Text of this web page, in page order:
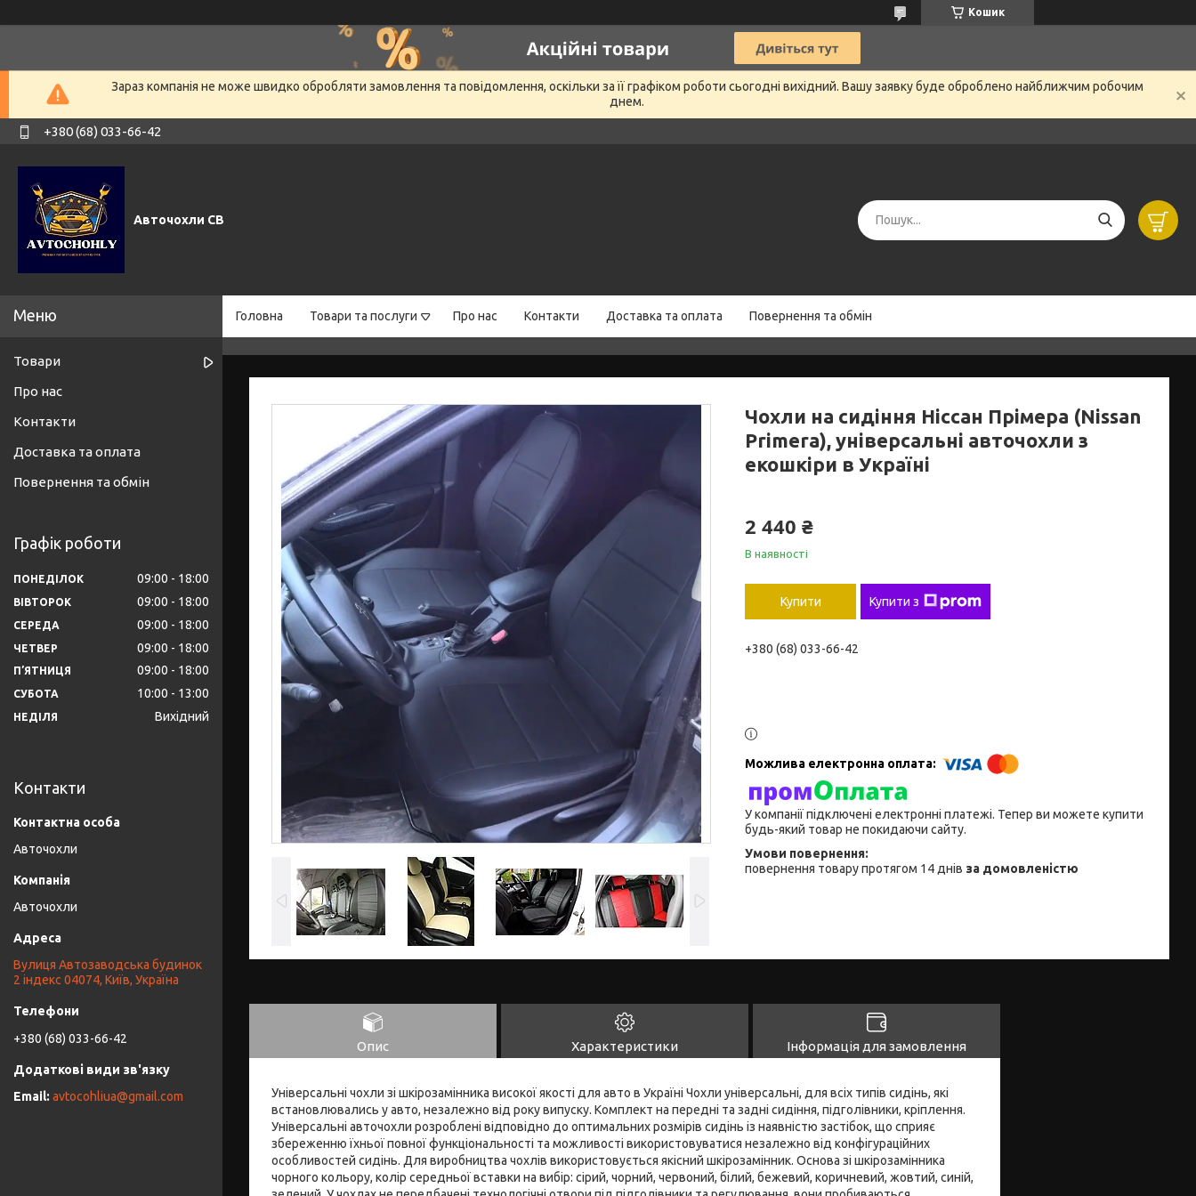
Кошик
Зараз компанія не може швидко обробляти замовлення та повідомлення, оскільки за її графіком роботи сьогодні вихідний. Вашу заявку буде оброблено найближчим робочим
днем.
+380 (68) 033-66-42
Авточохли СВ
Головна Товари та послуги Про нас Контакти Доставка та оплата Повернення та обмін
Чохли на сидіння Ніссан Прімера (Nissan
Primera), універсальні авточохли з
екошкіри в Україні
2 440 ₴
В наявності
Купити Купити з
+380 (68) 033-66-42
У компанії підключені електронні платежі. Тепер ви можете купити
будь-який товар не покидаючи сайту.
повернення товару протягом 14 днів за домовленістю
Опис Характеристики Інформація для замовлення
Універсальні чохли зі шкірозамінника високої якості для авто в Україні Чохли універсальні, для всіх типів сидінь, які
встановлювались у авто, незалежно від року випуску. Комплект на передні та задні сидіння, підголівники, кріплення.
Універсальні авточохли розроблені відповідно до оптимальних розмірів сидінь із наявністю застібок, що сприяє
збереженню їхньої повної функціональності та можливості використовуватися незалежно від конфігураційних
особливостей сидінь. Для виробництва чохлів використовується якісний шкірозамінник. Основа зі шкірозамінника
чорного кольору, колір середньої вставки на вибір: сірий, чорний, червоний, білий, бежевий, коричневий, жовтий, синій,
Товари
Про нас
Контакти
Доставка та оплата
Повернення та обмін
Графік роботи
ПОНЕДІЛОК 09:00 18:00
ВІВТОРОК 09:00 18:00
СЕРЕДА 09:00 18:00
ЧЕТВЕР 09:00 18:00
ПʼЯТНИЦЯ 09:00 18:00
СУБОТА 10:00 13:00
НЕДІЛЯ Вихідний
Контакти
Авточохли
Авточохли
Вулиця Автозаводська будинок
2 індекс 04074, Київ, Україна
+380 (68) 033-66-42
avtocohliua@gmail.com